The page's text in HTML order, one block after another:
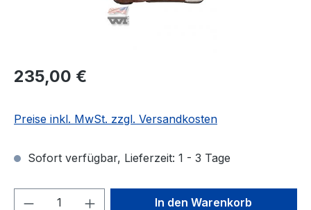
Regulärer Preis:
235,00 €
Preise inkl. MwSt. zzgl. Versandkosten
Sofort verfügbar, Lieferzeit: 1 - 3 Tage
Produkt Anzahl: Gib denIn den Warenkorb